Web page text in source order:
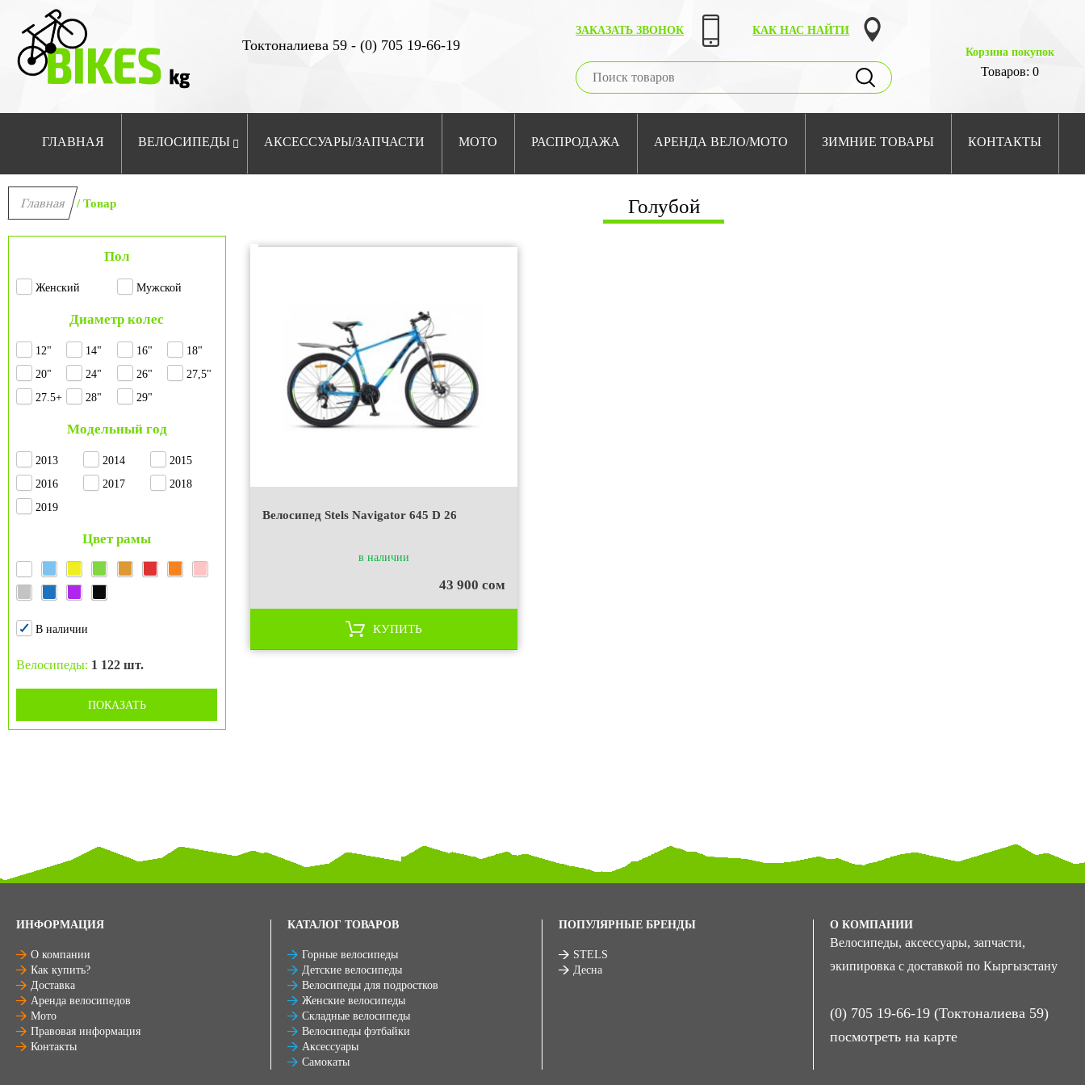
Токтоналиева 59 - (0) 705 19-66-19
ЗАКАЗАТЬ ЗВОНОК
КАК НАС НАЙТИ
Корзина покупок
Товаров: 0
ГЛАВНАЯ ВЕЛОСИПЕДЫ АКСЕССУАРЫ/ЗАПЧАСТИ МОТО РАСПРОДАЖА АРЕНДА ВЕЛО/МОТО ЗИМНИЕ ТОВАРЫ КОНТАКТЫ
Главная / Товар
Пол
Женский Мужской
Диаметр колес
12" 14" 16"
18"
20"
24" 26"
27,5"
27.5+
28" 29"
Модельный год
2013 2014
2015
2016
2017
2018
2019
Цвет рамы
В наличии
Велосипеды: 1 122 шт.
ПОКАЗАТЬ
Голубой
Велосипед Stels Navigator 645 D 26
в наличии
43 900 сом
КУПИТЬ
ИНФОРМАЦИЯ
О компании
Как купить?
Доставка
Аренда велосипедов
Мото
Правовая информация
Контакты
КАТАЛОГ ТОВАРОВ
Горные велосипеды
Детские велосипеды
Велосипеды для подростков
Женские велосипеды
Складные велосипеды
Велосипеды фэтбайки
Аксессуары
Самокаты
ПОПУЛЯРНЫЕ БРЕНДЫ
STELS
Десна
О КОМПАНИИ
Велосипеды, аксессуары, запчасти,
экипировка с доставкой по Кыргызстану
(0) 705 19-66-19 (Токтоналиева 59)
посмотреть на карте